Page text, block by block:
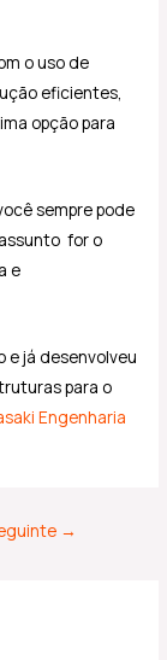
o uso de
eficientes,
opção para
sempre pode
for o
e
e já desenvolveu
para o
Engenharia
→